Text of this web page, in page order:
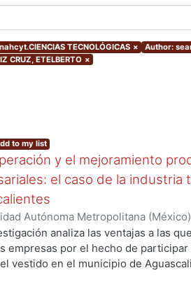
TECNOLÓGICAS × Author:
CRUZ, ETELBERTO ×
to my list
y el mejoramiento
el caso de la industria
Autónoma Metropolitana
de Información.,2006-03 )
analiza las ventajas a las
empresas por el hecho de
vestido en el municipio de